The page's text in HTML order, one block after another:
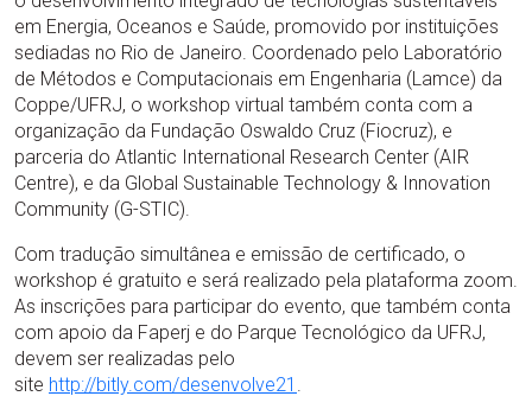
em Energia, Oceanos e Saúde, promovido por instituições
sediadas no Rio de Janeiro. Coordenado pelo Laboratório
de Métodos e Computacionais em Engenharia (Lamce) da
Coppe/UFRJ, o workshop virtual também conta com a
organização da Fundação Oswaldo Cruz (Fiocruz), e
parceria do Atlantic International Research Center (AIR
Centre), e da Global Sustainable Technology & Innovation
Community (G-STIC).
Com tradução simultânea e emissão de certificado, o
workshop é gratuito e será realizado pela plataforma zoom.
As inscrições para participar do evento, que também conta
com apoio da Faperj e do Parque Tecnológico da UFRJ,
devem ser realizadas pelo
site http://bitly.com/desenvolve21 .